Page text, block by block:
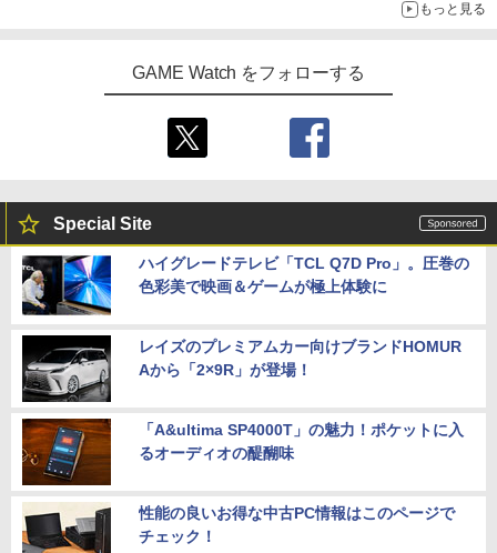
もっと見る
GAME Watch をフォローする
Special Site
ハイグレードテレビ「TCL Q7D Pro」。圧巻の
色彩美で映画＆ゲームが極上体験に
レイズのプレミアムカー向けブランドHOMUR
Aから「2×9R」が登場！
「A&ultima SP4000T」の魅力！ポケットに入
るオーディオの醍醐味
性能の良いお得な中古PC情報はこのページで
チェック！